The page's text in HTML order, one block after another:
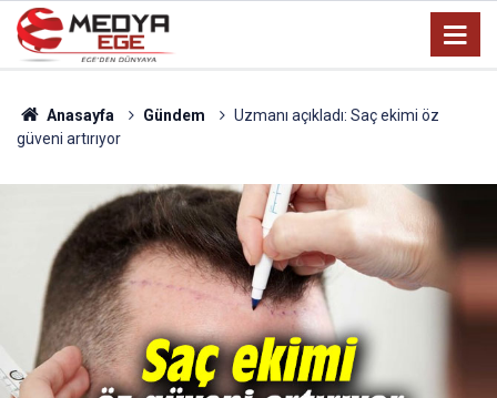
Anasayfa Gündem
Uzmanı açıkladı: Saç ekimi öz
güveni artırıyor